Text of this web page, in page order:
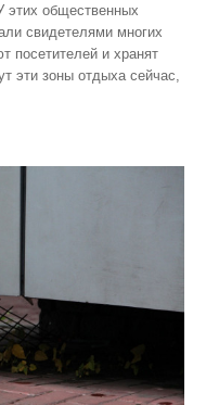
этих общественных
свидетелями многих
посетителей и хранят
эти зоны отдыха сейчас,